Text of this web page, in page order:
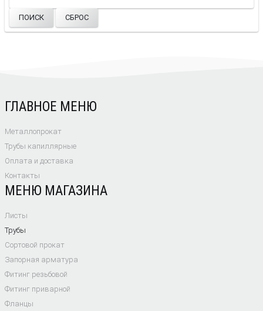
ГЛАВНОЕ МЕНЮ
Металлопрокат
Трубы капиллярные
Оплата и доставка
Контакты
МЕНЮ МАГАЗИНА
Листы
Трубы
Сортовой прокат
Запорная арматура
Фитинг резьбовой
Фитинг приварной
Фланцы